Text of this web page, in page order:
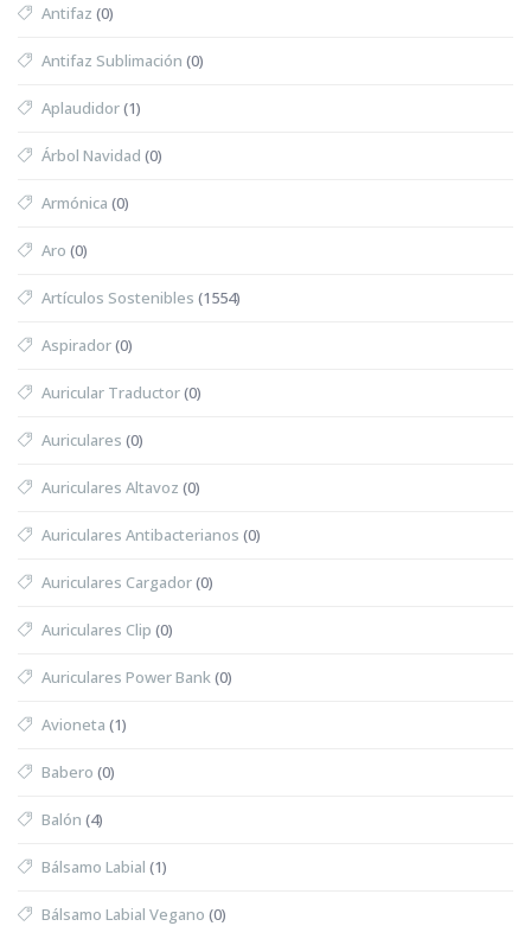
Antifaz (0)
Antifaz Sublimación (0)
Aplaudidor(1)
Árbol Navidad (0)
Armónica (0)
Aro (0)
Artículos Sostenibles (1554)
Aspirador(0)
Auricular Traductor(0)
Auriculares (0)
Auriculares Altavoz (0)
Auriculares Antibacterianos (0)
Auriculares Cargador(0)
Auriculares Clip (0)
Auriculares Power Bank(0)
Avioneta (1)
Babero (0)
Balón (4)
Bálsamo Labial (1)
Bálsamo Labial Vegano (0)